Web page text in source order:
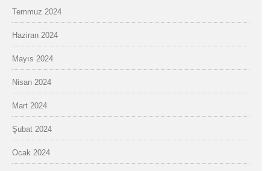
Temmuz 2024
Haziran 2024
Mayıs 2024
Nisan 2024
Mart 2024
Şubat 2024
Ocak 2024